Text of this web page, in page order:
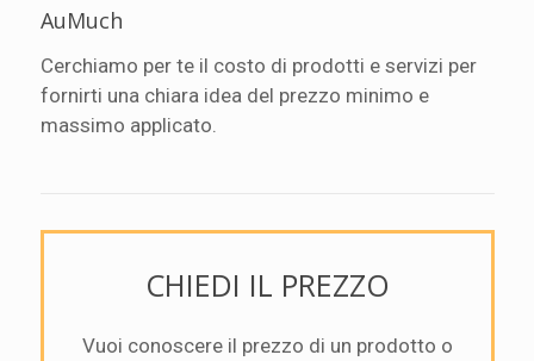
AuMuch
Cerchiamo per te il costo di prodotti e servizi per
fornirti una chiara idea del prezzo minimo e
massimo applicato.
CHIEDI IL PREZZO
Vuoi conoscere il prezzo di un prodotto o